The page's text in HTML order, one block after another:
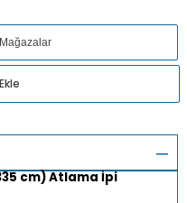
cm) Atlama İpi